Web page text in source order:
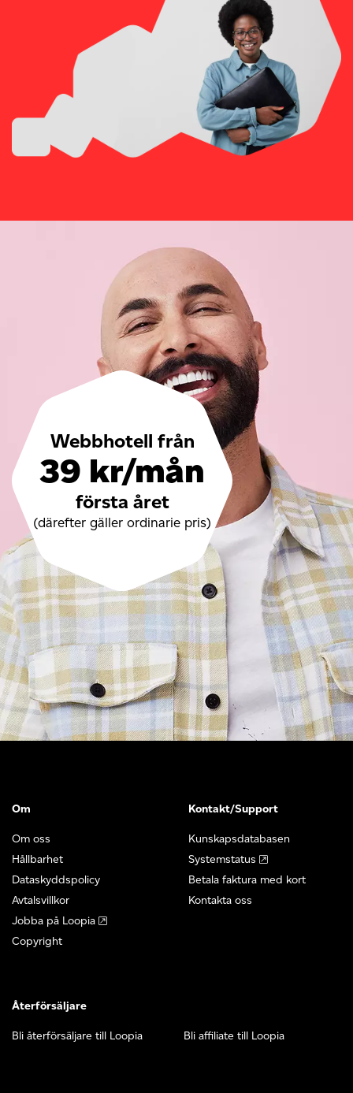
Webbhotell från
39 kr/mån
första året
(därefter gäller ordinarie pris)
Om
Om oss
Hållbarhet
Dataskyddspolicy
Avtalsvillkor
Jobba på Loopia
Copyright
Kontakt/Support
Kunskapsdatabasen
Systemstatus
Betala faktura med kort
Kontakta oss
Återförsäljare
Bli återförsäljare till Loopia Bli affiliate till Loopia